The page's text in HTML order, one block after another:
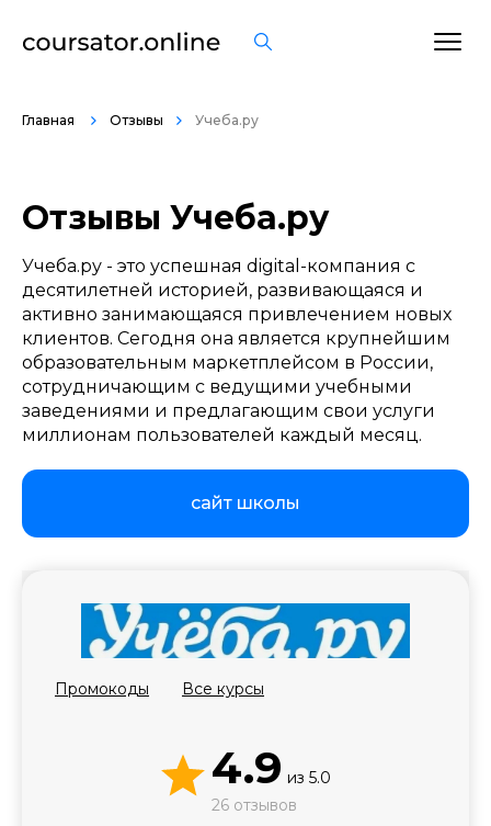
Главная Отзывы Учеба.ру
Отзывы Учеба.ру
Учеба.ру - это успешная digital-компания с
десятилетней историей, развивающаяся и
активно занимающаяся привлечением новых
клиентов. Сегодня она является крупнейшим
образовательным маркетплейсом в России,
сотрудничающим с ведущими учебными
заведениями и предлагающим свои услуги
миллионам пользователей каждый месяц.
сайт школы
Промокоды Все курсы
4.9 из 5.0
26 отзывов
Название курса *
Программа обучения *